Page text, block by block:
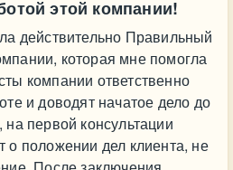
этой компании!
действительно Правильный
которая мне помогла
компании ответственно
и доводят начатое дело до
первой консультации
о положении дел клиента, не